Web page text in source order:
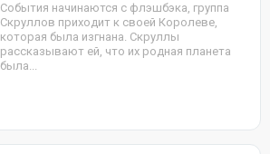
События начинаются с флэшбэка, группа
Скруллов приходит к своей Королеве,
которая была изгнана. Скруллы
рассказывают ей, что их родная планета
была...